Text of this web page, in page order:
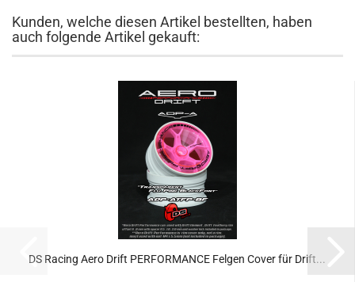
Kunden, welche diesen Artikel bestellten, haben
auch folgende Artikel gekauft:
DS Racing Aero Drift PERFORMANCE Felgen Cover für Drift...